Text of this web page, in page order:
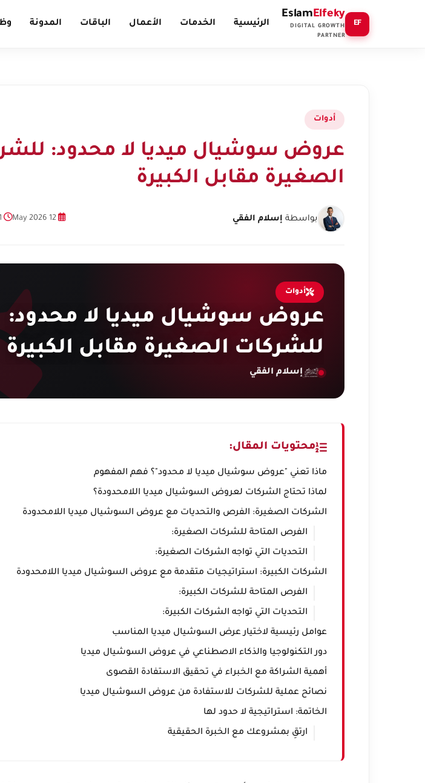
EF
EslamElfeky
DIGITAL GROWTH
PARTNER
الرئيسية الخدمات الأعمال الباقات المدونة
أدوات
عروض سوشيال ميديا لا محدود:
الصغيرة مقابل الكبيرة
بواسطة إسلام الفقي
أدوات
عروض سوشيال ميديا لا محدود:
للشركات الصغيرة مقابل الكبيرة
إسلام الفقي
محتويات المقال:
ماذا تعني "عروض سوشيال ميديا لا محدود"؟ فهم المفهوم
لماذا تحتاج الشركات لعروض السوشيال ميديا اللامحدودة؟
الشركات الصغيرة: الفرص والتحديات مع عروض السوشيال ميديا اللامحدودة
الفرص المتاحة للشركات الصغيرة:
التحديات التي تواجه الشركات الصغيرة:
الشركات الكبيرة: استراتيجيات متقدمة مع عروض السوشيال ميديا اللامحدودة
الفرص المتاحة للشركات الكبيرة:
التحديات التي تواجه الشركات الكبيرة:
عوامل رئيسية لاختيار عرض السوشيال ميديا المناسب
دور التكنولوجيا والذكاء الاصطناعي في عروض السوشيال ميديا
أهمية الشراكة مع الخبراء في تحقيق الاستفادة القصوى
نصائح عملية للشركات للاستفادة من عروض السوشيال ميديا
الخاتمة: استراتيجية لا حدود لها
ارتقِ بمشروعك مع الخبرة الحقيقية